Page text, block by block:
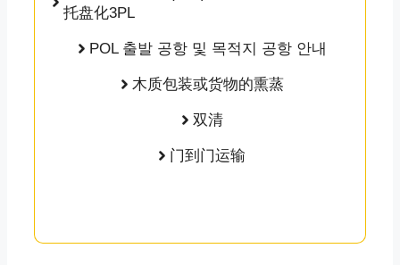
托盘化3PL
POL 출발 공항 및 목적지 공항 안내
木质包装或货物的熏蒸
双清
门到门运输